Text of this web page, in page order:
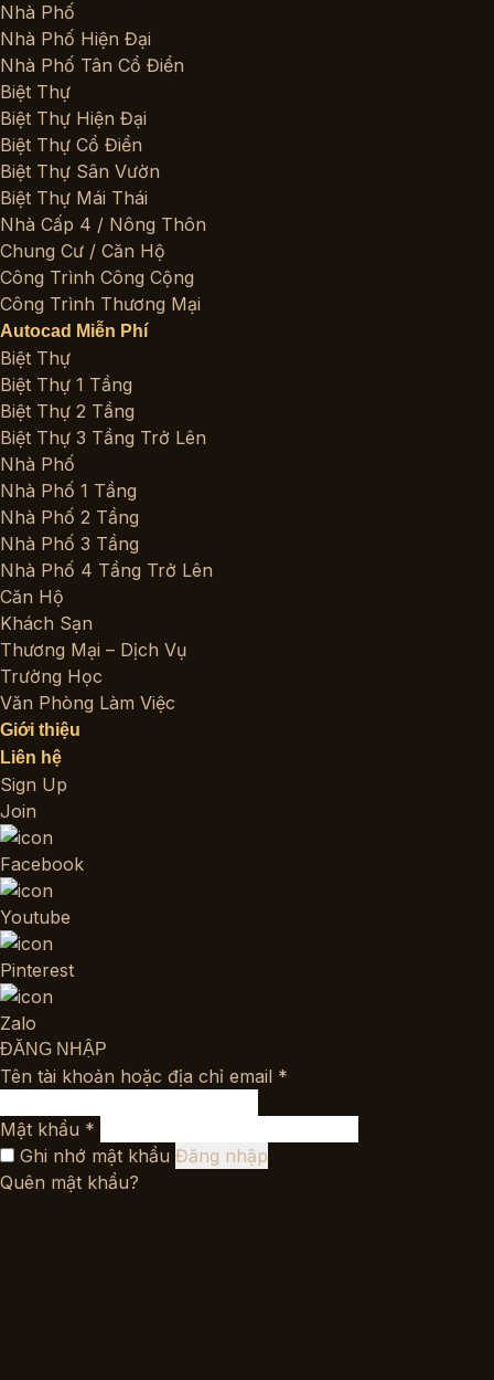
Nhà Phố
Nhà Phố Hiện Đại
Nhà Phố Tân Cổ Điển
Biệt Thự
Biệt Thự Hiện Đại
Biệt Thự Cổ Điển
Biệt Thự Sân Vườn
Biệt Thự Mái Thái
Nhà Cấp 4 / Nông Thôn
Chung Cư / Căn Hộ
Công Trình Công Cộng
Công Trình Thương Mại
Autocad Miễn Phí
Biệt Thự
Biệt Thự 1 Tầng
Biệt Thự 2 Tầng
Biệt Thự 3 Tầng Trở Lên
Nhà Phố
Nhà Phố 1 Tầng
Nhà Phố 2 Tầng
Nhà Phố 3 Tầng
Nhà Phố 4 Tầng Trở Lên
Căn Hộ
Khách Sạn
Thương Mại – Dịch Vụ
Trường Học
Văn Phòng Làm Việc
Giới thiệu
Liên hệ
Sign Up
Join
Facebook
Youtube
Pinterest
Zalo
ĐĂNG NHẬP
Tên tài khoản hoặc địa chỉ email *
Mật khẩu *
buộc
Ghi nhớ mật khẩu Đăng nhập
Quên mật khẩu?